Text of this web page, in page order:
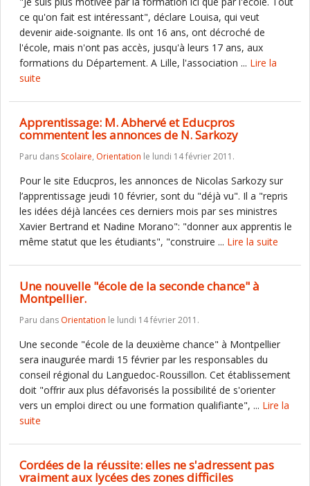
ce qu'on fait est intéressant", déclare Louisa, qui veut
devenir aide-soignante. Ils ont 16 ans, ont décroché de
l'école, mais n'ont pas accès, jusqu'à leurs 17 ans, aux
formations du Département. A Lille, l'association ... Lire la
suite
Apprentissage: M. Abhervé et Educpros
commentent les annonces de N. Sarkozy
Paru dans Scolaire, Orientation le lundi 14 février 2011.
Pour le site Educpros, les annonces de Nicolas Sarkozy sur
l’apprentissage jeudi 10 février, sont du "déjà vu". Il a "repris
les idées déjà lancées ces derniers mois par ses ministres
Xavier Bertrand et Nadine Morano": "donner aux apprentis le
même statut que les étudiants", "construire ... Lire la suite
Une nouvelle "école de la seconde chance" à
Montpellier.
Paru dans Orientation le lundi 14 février 2011.
Une seconde "école de la deuxième chance" à Montpellier
sera inaugurée mardi 15 février par les responsables du
conseil régional du Languedoc-Roussillon. Cet établissement
doit "offrir aux plus défavorisés la possibilité de s'orienter
vers un emploi direct ou une formation qualifiante", ... Lire la
suite
Cordées de la réussite: elles ne s'adressent pas
vraiment aux lycées des zones difficiles